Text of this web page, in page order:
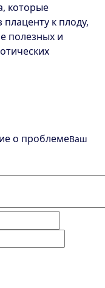
которые
к плоду,
полезных и
о проблемеВаш